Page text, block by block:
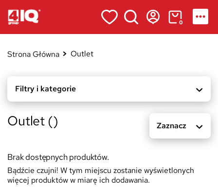
0
Strona Główna Outlet
Filtry i kategorie
Outlet () Zaznacz
Brak dostępnych produktów.
Bądźcie czujni! W tym miejscu zostanie wyświetlonych
więcej produktów w miarę ich dodawania.